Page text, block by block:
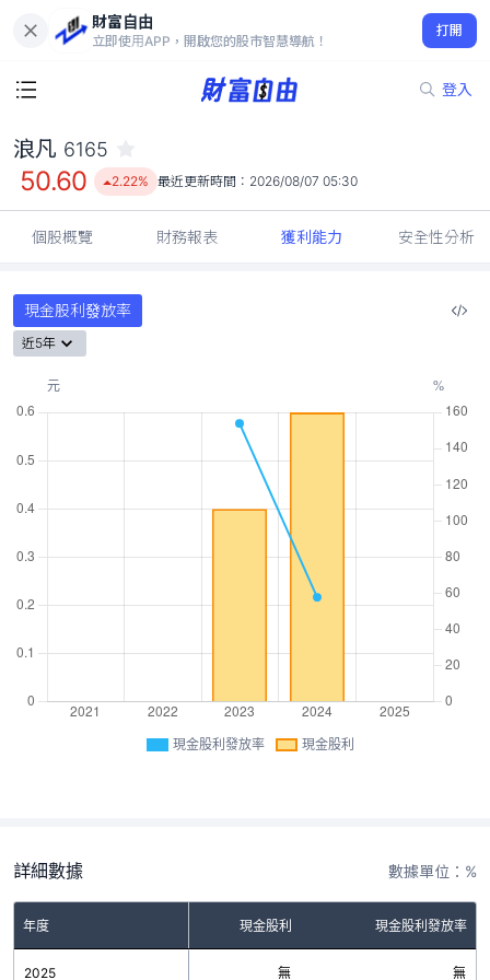
財富自由
立即使用APP，開啟您的股市智慧導航！
打開
登入
50.60
2.22%
浪凡 6165
50.60 2.22% 最近更新時間： 2026/08/07 05:30
個股概覽 財務報表 獲利能力 安全性分析
現金股利發放率
近5年
現金股利發放率 現金股利
詳細數據 數據單位：%
年度 現金股利 現金股利發放率
2025 無 無